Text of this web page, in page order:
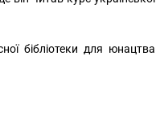
бібліотеки для юнацтва